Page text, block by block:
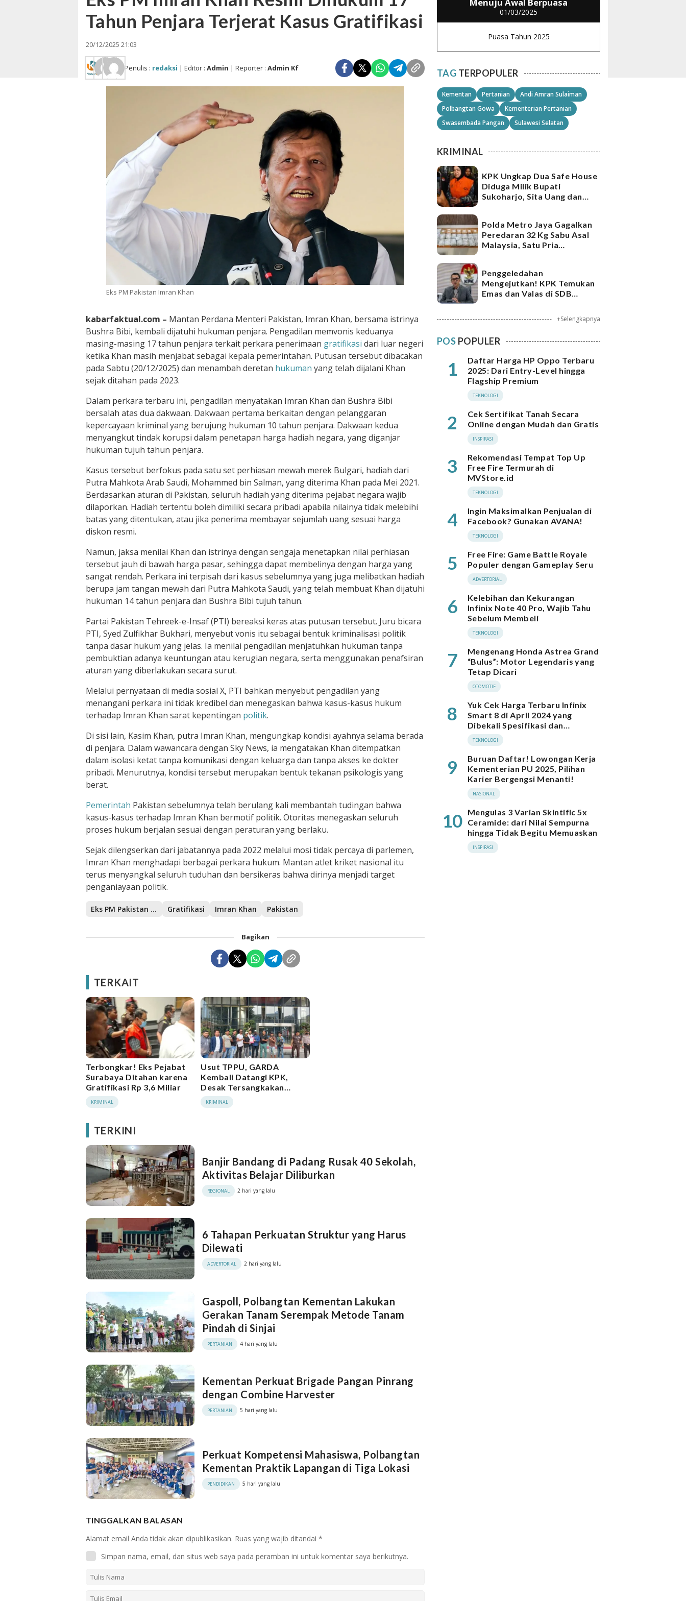
Tahun Penjara Terjerat Kasus Gratifikasi
20/12/2025 21:03
Penulis : redaksi | Editor : Admin | Reporter : Admin Kf
Eks PM Pakistan Imran Khan
kabarfaktual.com – Mantan Perdana Menteri Pakistan, Imran Khan, bersama istrinya
Bushra Bibi, kembali dijatuhi hukuman penjara. Pengadilan memvonis keduanya
masing-masing 17 tahun penjara terkait perkara penerimaan gratifikasi dari luar negeri
ketika Khan masih menjabat sebagai kepala pemerintahan. Putusan tersebut dibacakan
pada Sabtu (20/12/2025) dan menambah deretan hukuman yang telah dijalani Khan
sejak ditahan pada 2023.
Dalam perkara terbaru ini, pengadilan menyatakan Imran Khan dan Bushra Bibi
bersalah atas dua dakwaan. Dakwaan pertama berkaitan dengan pelanggaran
kepercayaan kriminal yang berujung hukuman 10 tahun penjara. Dakwaan kedua
menyangkut tindak korupsi dalam penetapan harga hadiah negara, yang diganjar
hukuman tujuh tahun penjara.
Kasus tersebut berfokus pada satu set perhiasan mewah merek Bulgari, hadiah dari
Putra Mahkota Arab Saudi, Mohammed bin Salman, yang diterima Khan pada Mei 2021.
Berdasarkan aturan di Pakistan, seluruh hadiah yang diterima pejabat negara wajib
dilaporkan. Hadiah tertentu boleh dimiliki secara pribadi apabila nilainya tidak melebihi
batas yang ditentukan, atau jika penerima membayar sejumlah uang sesuai harga
diskon resmi.
Namun, jaksa menilai Khan dan istrinya dengan sengaja menetapkan nilai perhiasan
tersebut jauh di bawah harga pasar, sehingga dapat membelinya dengan harga yang
sangat rendah. Perkara ini terpisah dari kasus sebelumnya yang juga melibatkan hadiah
berupa jam tangan mewah dari Putra Mahkota Saudi, yang telah membuat Khan dijatuhi
hukuman 14 tahun penjara dan Bushra Bibi tujuh tahun.
Partai Pakistan Tehreek-e-Insaf (PTI) bereaksi keras atas putusan tersebut. Juru bicara
PTI, Syed Zulfikhar Bukhari, menyebut vonis itu sebagai bentuk kriminalisasi politik
tanpa dasar hukum yang jelas. Ia menilai pengadilan menjatuhkan hukuman tanpa
pembuktian adanya keuntungan atau kerugian negara, serta menggunakan penafsiran
aturan yang diberlakukan secara surut.
Melalui pernyataan di media sosial X, PTI bahkan menyebut pengadilan yang
menangani perkara ini tidak kredibel dan menegaskan bahwa kasus-kasus hukum
terhadap Imran Khan sarat kepentingan politik.
Di sisi lain, Kasim Khan, putra Imran Khan, mengungkap kondisi ayahnya selama berada
di penjara. Dalam wawancara dengan Sky News, ia mengatakan Khan ditempatkan
dalam isolasi ketat tanpa komunikasi dengan keluarga dan tanpa akses ke dokter
pribadi. Menurutnya, kondisi tersebut merupakan bentuk tekanan psikologis yang
berat.
Pemerintah Pakistan sebelumnya telah berulang kali membantah tudingan bahwa
kasus-kasus terhadap Imran Khan bermotif politik. Otoritas menegaskan seluruh
proses hukum berjalan sesuai dengan peraturan yang berlaku.
Sejak dilengserkan dari jabatannya pada 2022 melalui mosi tidak percaya di parlemen,
Imran Khan menghadapi berbagai perkara hukum. Mantan atlet kriket nasional itu
terus menyangkal seluruh tuduhan dan bersikeras bahwa dirinya menjadi target
penganiayaan politik.
Eks PM Pakistan Imran Khan Gratifikasi Imran Khan Pakistan
Bagikan
TERKAIT
Terbongkar! Eks Pejabat
Surabaya Ditahan karena
Gratifikasi Rp 3,6 Miliar
KRIMINAL
Usut TPPU, GARDA
Kembali Datangi KPK,
Desak Tersangkakan
Bupati Bursel Safitri Malik
KRIMINAL
TERKINI
Banjir Bandang di Padang Rusak 40 Sekolah,
Aktivitas Belajar Diliburkan
REGIONAL 2 hari yang lalu
6 Tahapan Perkuatan Struktur yang Harus
Dilewati
ADVERTORIAL 2 hari yang lalu
Gaspoll, Polbangtan Kementan Lakukan
Gerakan Tanam Serempak Metode Tanam
Pindah di Sinjai
PERTANIAN 4 hari yang lalu
Kementan Perkuat Brigade Pangan Pinrang
dengan Combine Harvester
PERTANIAN 5 hari yang lalu
Perkuat Kompetensi Mahasiswa, Polbangtan
Kementan Praktik Lapangan di Tiga Lokasi
PENDIDIKAN 5 hari yang lalu
TINGGALKAN BALASAN
Alamat email Anda tidak akan dipublikasikan. Ruas yang wajib ditandai *
Simpan nama, email, dan situs web saya pada peramban ini untuk komentar saya berikutnya.
Menuju Awal Berpuasa
01/03/2025
Puasa Tahun 2025
TAG TERPOPULER
Kementan Pertanian
Andi Amran Sulaiman
Polbangtan Gowa
Kementerian Pertanian
Swasembada Pangan
Sulawesi Selatan
KRIMINAL
KPK Ungkap Dua Safe House
Diduga Milik Bupati
Sukoharjo, Sita Uang dan
Polda Metro Jaya Gagalkan
Peredaran 32 Kg Sabu Asal
Malaysia, Satu Pria
Penggeledahan
Mengejutkan! KPK Temukan
Emas dan Valas di SDB
+Selengkapnya
POS POPULER
1
Daftar Harga HP Oppo Terbaru
2025: Dari Entry-Level hingga
Flagship Premium
TEKNOLOGI
2
Cek Sertifikat Tanah Secara
Online dengan Mudah dan Gratis
INSPIRASI
3
Rekomendasi Tempat Top Up
Free Fire Termurah di
MVStore.id
TEKNOLOGI
4
Ingin Maksimalkan Penjualan di
Facebook? Gunakan AVANA!
TEKNOLOGI
5
Free Fire: Game Battle Royale
Populer dengan Gameplay Seru
ADVERTORIAL
6
Kelebihan dan Kekurangan
Infinix Note 40 Pro, Wajib Tahu
Sebelum Membeli
TEKNOLOGI
7
Mengenang Honda Astrea Grand
“Bulus”: Motor Legendaris yang
Tetap Dicari
OTOMOTIF
8
Yuk Cek Harga Terbaru Infinix
Smart 8 di April 2024 yang
Dibekali Spesifikasi dan
Performa Menarik
TEKNOLOGI
9
Buruan Daftar! Lowongan Kerja
Kementerian PU 2025, Pilihan
Karier Bergengsi Menanti!
NASIONAL
10 Mengulas 3 Varian Skintific 5x
Ceramide: dari Nilai Sempurna
hingga Tidak Begitu Memuaskan
INSPIRASI